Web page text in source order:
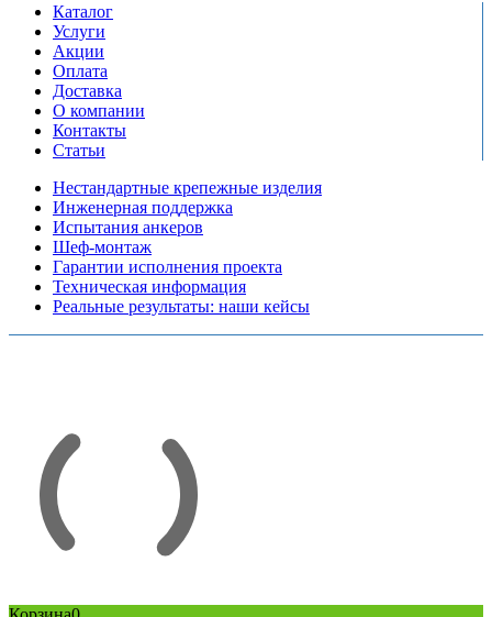
Каталог
Услуги
Акции
Оплата
Доставка
О компании
Контакты
Статьи
Нестандартные крепежные изделия
Инженерная поддержка
Испытания анкеров
Шеф-монтаж
Гарантии исполнения проекта
Техническая информация
Реальные результаты: наши кейсы